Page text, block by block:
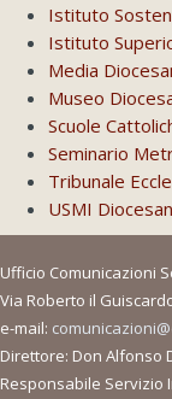
Istituto
Istituto
Media
Museo
Scuole
Seminario
Tribunale
USMI
Ufficio Comunicazioni
Via Roberto il
e-mail:
Direttore: Don Alfonso
Responsabile Servizio